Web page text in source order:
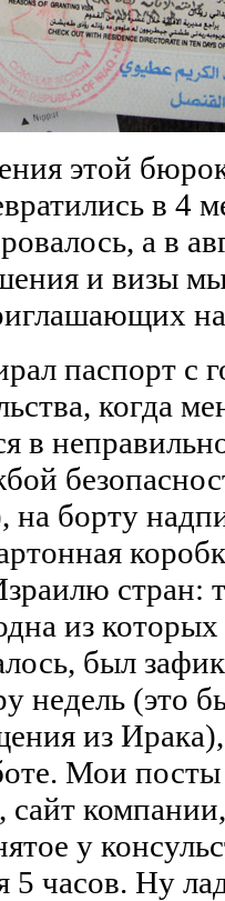
этой
в 4
а в
и визы
паспорт с
когда
в
борту
стран:
из
был
недель (это
из
Мои
сайт
у
5 часов. Ну